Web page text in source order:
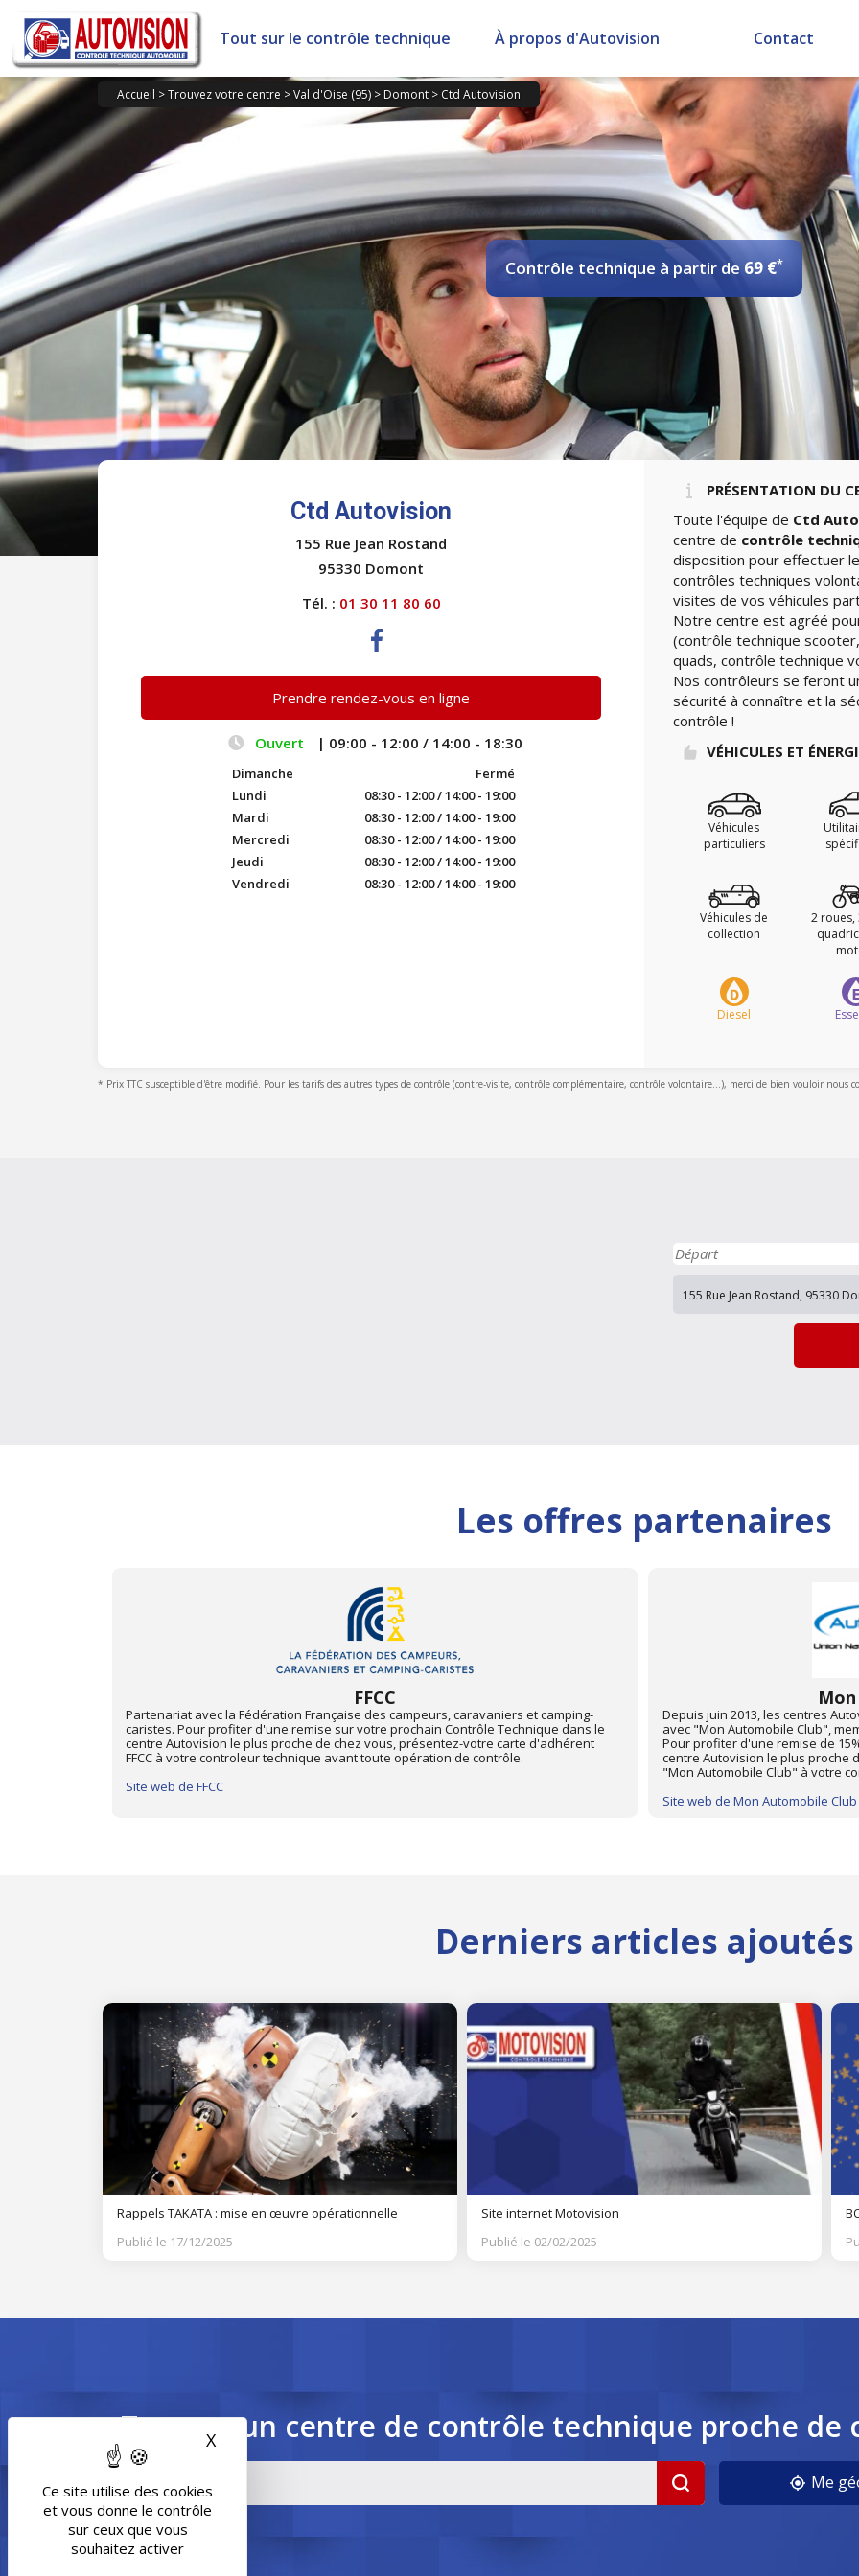
Panneau de gestion des cookies
Ce site utilise des cookies
et vous donne le contrôle
sur ceux que vous
souhaitez activer
X Masquer le bandeau des cookies
Tout sur le contrôle technique À propos d'Autovision Contact
Accueil >Trouvez votre centre >Val d'Oise (95) > Domont > Ctd Autovision
Contrôle technique à partir de69 €*
Ctd Autovision
155 Rue Jean Rostand
95330 Domont
Tél. : 01 30 11 80 60
Prendre rendez-vous en ligne
Ouvert | 09:00 - 12:00 / 14:00 - 18:30
Dimanche
Fermé
Lundi
08:30 - 12:00 / 14:00 - 19:00
Mardi
08:30 - 12:00 / 14:00 - 19:00
Mercredi
08:30 - 12:00 / 14:00 - 19:00
Jeudi
08:30 - 12:00 / 14:00 - 19:00
Vendredi
08:30 - 12:00 / 14:00 - 19:00
PRÉSENTATION DU
Toute l'équipe de Ctd
centre de contrôle
disposition pour effectuer
contrôles techniques
visites de vos véhicules
Notre centre est agréé
(contrôle technique
quads, contrôle technique
Nos contrôleurs se feront
sécurité à connaître et la
contrôle !
VÉHICULES ET
Véhicules
particuliers
Véhicules de
collection
2 roues,
Diesel
* Prix TTC susceptible d'être modifié. Pour les tarifs des autres types de contrôle (contre-visite, contrôle complémentaire, contrôle volontaire...), merci de bien vouloir nous
Les offres partenaires
Mon Automobile Club
Depuis juin 2013, les centres Autovision des départements 67 et 68 sont partenaires
avec "Mon Automobile Club", membre de l'Union Nationale des Automobiles Clubs.
Pour profiter d'une remise de 15% sur votre prochain Contrôle Technique dans le
centre Autovision le plus proche de chez vous, présentez votre carte d'adhérent
Partenariat avec la Fédération
caristes. Pour profiter d'une
centre Autovision le plus proche
FFCC à votre controleur
Derniers articles ajoutés
Rappels TAKATA : mise en œuvre opérationnelle
Publié le 17/12/2025
Site internet Motovision
Publié le 02/02/2025
Trouvez un centre de contrôle technique proche de
Me